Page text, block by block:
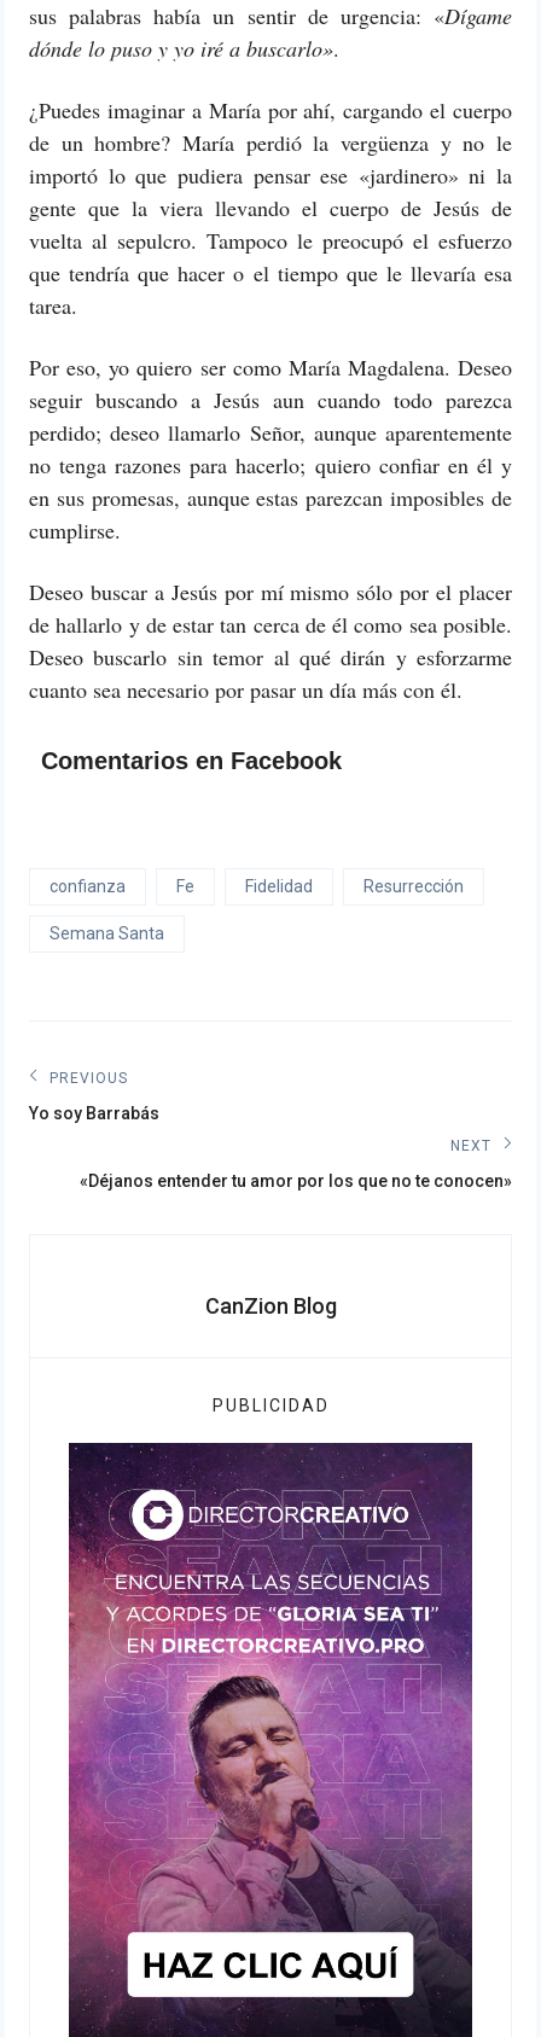
sus palabras había un sentir de urgencia: «Dígame
dónde lo puso y yo iré a buscarlo».
¿Puedes imaginar a María por ahí, cargando el cuerpo
de un hombre? María perdió la vergüenza y no le
importó lo que pudiera pensar ese «jardinero» ni la
gente que la viera llevando el cuerpo de Jesús de
vuelta al sepulcro. Tampoco le preocupó el esfuerzo
que tendría que hacer o el tiempo que le llevaría esa
tarea.
Por eso, yo quiero ser como María Magdalena. Deseo
seguir buscando a Jesús aun cuando todo parezca
perdido; deseo llamarlo Señor, aunque aparentemente
no tenga razones para hacerlo; quiero confiar en él y
en sus promesas, aunque estas parezcan imposibles de
cumplirse.
Deseo buscar a Jesús por mí mismo sólo por el placer
de hallarlo y de estar tan cerca de él como sea posible.
Deseo buscarlo sin temor al qué dirán y esforzarme
cuanto sea necesario por pasar un día más con él.
Comentarios en Facebook
confianza Fe Fidelidad Resurrección
Semana Santa
Navegación
de
PREVIOUS
Previous
Yo soy Barrabás
NEXT
Next
«Déjanos entender tu amor por los que no te conocen»
CanZion Blog
PUBLICIDAD